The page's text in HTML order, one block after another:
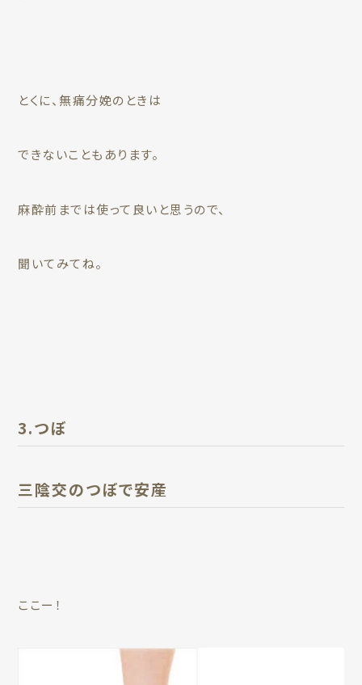
とくに、無痛分娩のときは
できないこともあります。
麻酔前までは使って良いと思うので、
聞いてみてね。
3.つぼ
三陰交のつぼで安産
ここー！